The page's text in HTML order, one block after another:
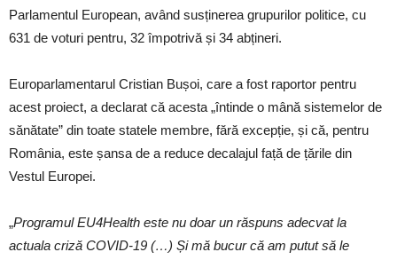
Parlamentul European, având susținerea grupurilor politice, cu
631 de voturi pentru, 32 împotrivă și 34 abțineri.
Europarlamentarul Cristian Bușoi, care a fost raportor pentru
acest proiect, a declarat că acesta „întinde o mână sistemelor de
sănătate” din toate statele membre, fără excepție, și că, pentru
România, este șansa de a reduce decalajul față de țările din
Vestul Europei.
„Programul EU4Health este nu doar un răspuns adecvat la
actuala criză COVID-19 (…) Și mă bucur că am putut să le